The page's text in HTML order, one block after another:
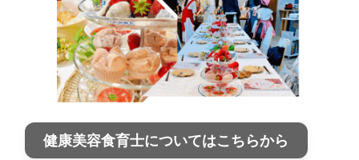
健康美容食育士についてはこちらから